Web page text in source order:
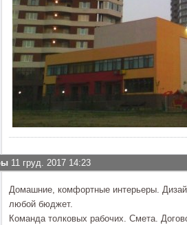
11 груд. 2017 14:23
Домашние, комфортные интерьеры.
любой бюджет.
Команда толковых рабочих. Смета.